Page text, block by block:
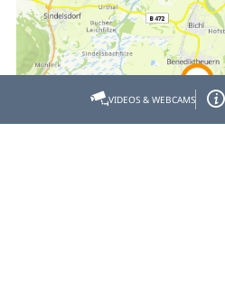
VIDEOS & WEBCAMS